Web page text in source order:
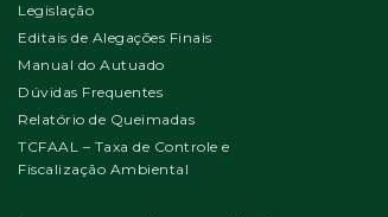
Legislação
Editais de Alegações Finais
Manual do Autuado
Dúvidas Frequentes
Relatório de Queimadas
TCFAAL – Taxa de Controle e
Fiscalização Ambiental